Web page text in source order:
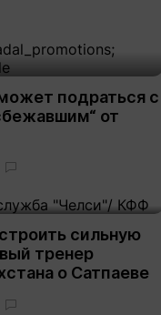
подраться с
от
сильную
тренер
о Сатпаеве